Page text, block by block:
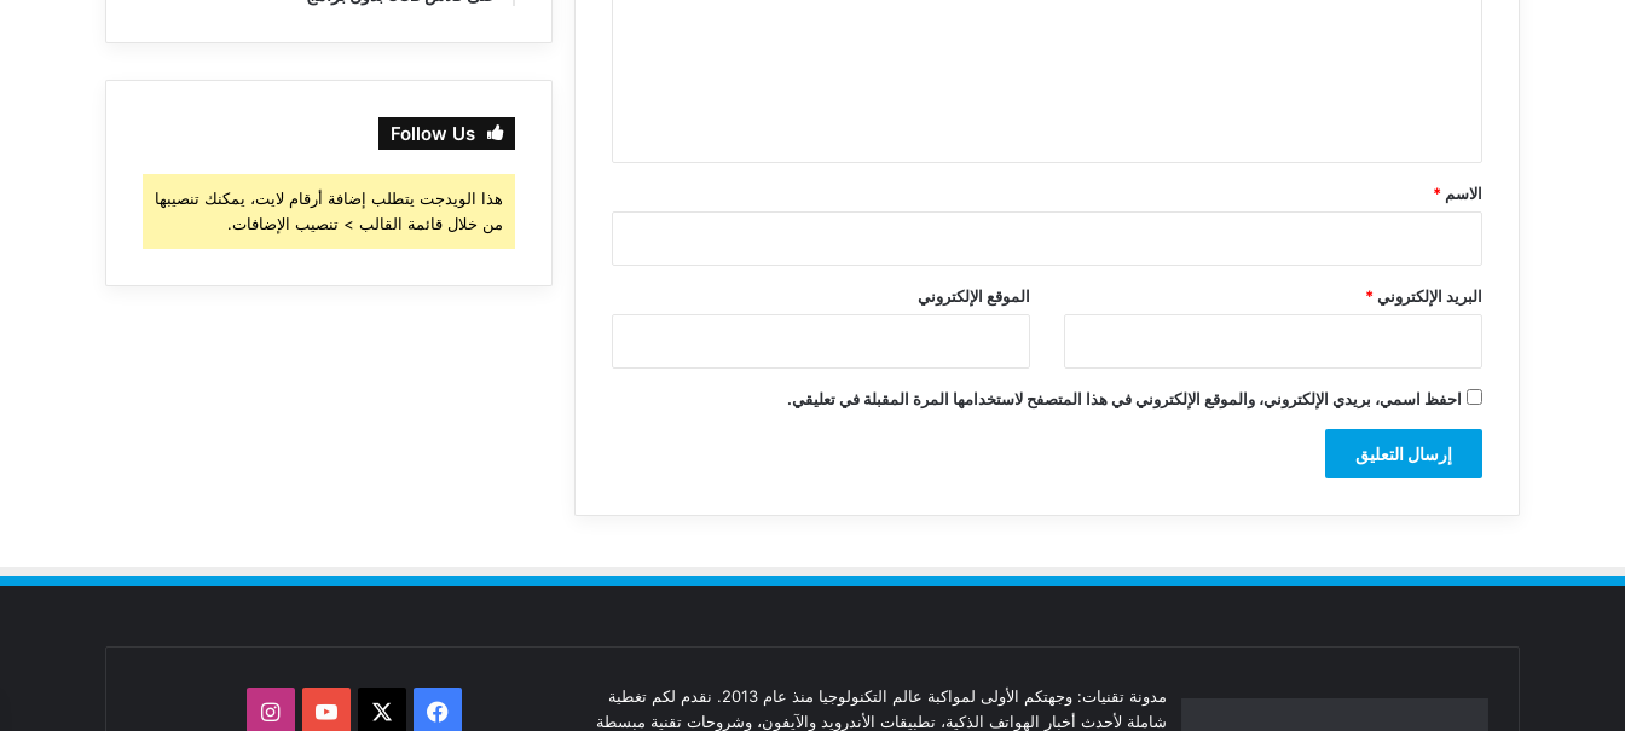
*
الاسم *
البريد الإلكتروني* الموقع الإلكتروني
احفظ اسمي، بريدي الإلكتروني، والموقع الإلكتروني في هذا المتصفح لاستخدامها المرة المقبلة في تعليقي.
Follow Us
هذا الويدجت يتطلب إضافة أرقام لايت، يمكنك تنصيبها
من خلال قائمة القالب > تنصيب الإضافات.
مدونة تقنيات: وجهتكم الأولى لمواكبة عالم التكنولوجيا منذ عام 2013. نقدم لكم تغطية
شاملة لأحدث أخبار الهواتف الذكية، تطبيقات الأندرويد والآيفون، وشروحات تقنية مبسطة
فيسبوك ‫YouTubeانستقرام